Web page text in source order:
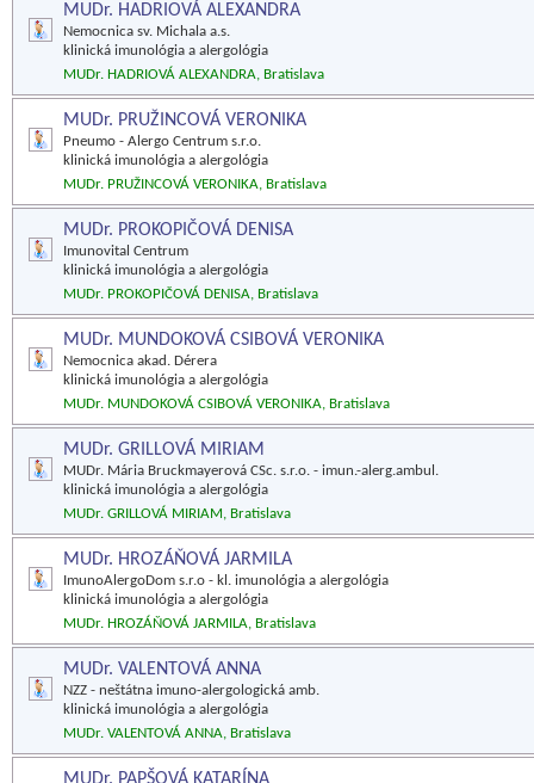
MUDr. HADRIOVÁ ALEXANDRA
Nemocnica sv. Michala a.s.
klinická imunológia a alergológia
MUDr. HADRIOVÁ ALEXANDRA, Bratislava
MUDr. PRUŽINCOVÁ VERONIKA
Pneumo - Alergo Centrum s.r.o.
klinická imunológia a alergológia
MUDr. PRUŽINCOVÁ VERONIKA, Bratislava
MUDr. PROKOPIČOVÁ DENISA
Imunovital Centrum
klinická imunológia a alergológia
MUDr. PROKOPIČOVÁ DENISA, Bratislava
MUDr. MUNDOKOVÁ CSIBOVÁ VERONIKA
Nemocnica akad. Dérera
klinická imunológia a alergológia
MUDr. MUNDOKOVÁ CSIBOVÁ VERONIKA, Bratislava
MUDr. GRILLOVÁ MIRIAM
MUDr. Mária Bruckmayerová CSc. s.r.o. - imun.-alerg.ambul.
klinická imunológia a alergológia
MUDr. GRILLOVÁ MIRIAM, Bratislava
MUDr. HROZÁŇOVÁ JARMILA
ImunoAlergoDom s.r.o - kl. imunológia a alergológia
klinická imunológia a alergológia
MUDr. HROZÁŇOVÁ JARMILA, Bratislava
MUDr. VALENTOVÁ ANNA
NZZ - neštátna imuno-alergologická amb.
klinická imunológia a alergológia
MUDr. VALENTOVÁ ANNA, Bratislava